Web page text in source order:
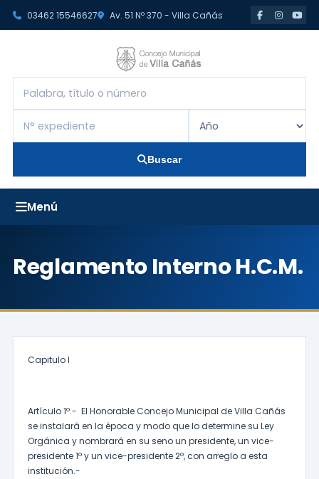
03462 15546627 Av. 51 Nº 370 - Villa Cañás
Buscar
Reglamento Interno H.C.M.
Capitulo I
Artículo 1º.- El Honorable Concejo Municipal de Villa Cañás
se instalará en la época y modo que lo determine su Ley
Orgánica y nombrará en su seno un presidente, un vice-
presidente 1º y un vice-presidente 2º, con arreglo a esta
institución.-